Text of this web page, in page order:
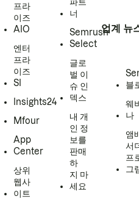
프라
이즈
AIO
엔터
프라
이즈
SI
Insights24
Mfour
App
Center
상위
웹사
이트
너
Semrush
Select
글로
벌 이
슈 인
덱스
내 개
인 정
보를
판매
하
지 마
세요
업계 뉴
블
웨
나
앰
서
프
그